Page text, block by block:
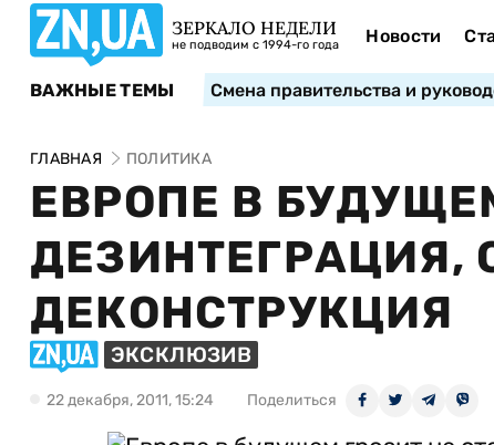
ЗЕРКАЛО НЕДЕЛИ
не подводим с 1994-го года Новости
ВАЖНЫЕ ТЕМЫ Смена правительства и
ГЛАВНАЯ ПОЛИТИКА
ЕВРОПЕ В
ДЕЗИНТЕГРАЦИЯ,
ДЕКОНСТРУКЦИЯ
ЭКСКЛЮЗИВ
22 декабря, 2011, 15:24 Поделиться